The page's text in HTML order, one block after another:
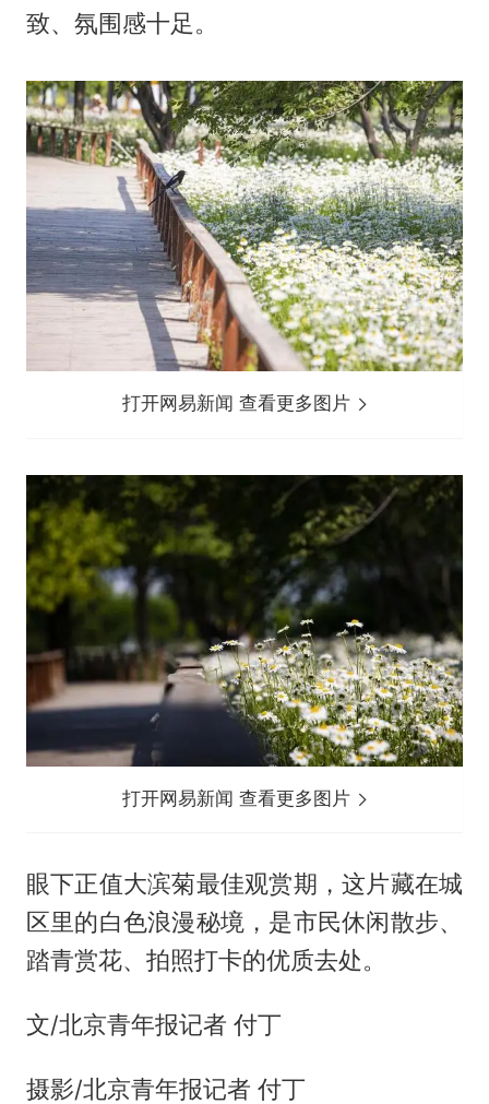
致、氛围感十足。
打开网易新闻 查看更多图片
打开网易新闻 查看更多图片
眼下正值大滨菊最佳观赏期，这片藏在城
区里的白色浪漫秘境，是市民休闲散步、
踏青赏花、拍照打卡的优质去处。
文/北京青年报记者 付丁
摄影/北京青年报记者 付丁